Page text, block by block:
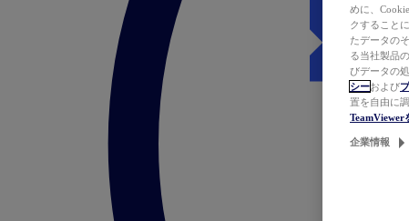
めに、
クすること
たデータの
る当社製品
びデータの
シーおよび
置を自由に
TeamViewer
企業情報